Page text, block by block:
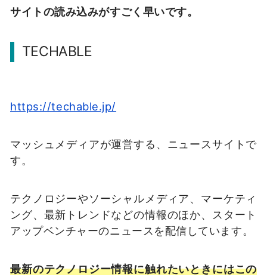
サイトの読み込みがすごく早いです。
TECHABLE
https://techable.jp/
マッシュメディアが運営する、ニュースサイトで
す。
テクノロジーやソーシャルメディア、マーケティ
ング、最新トレンドなどの情報のほか、スタート
アップベンチャーのニュースを配信しています。
最新のテクノロジー情報に触れたいときにはこの